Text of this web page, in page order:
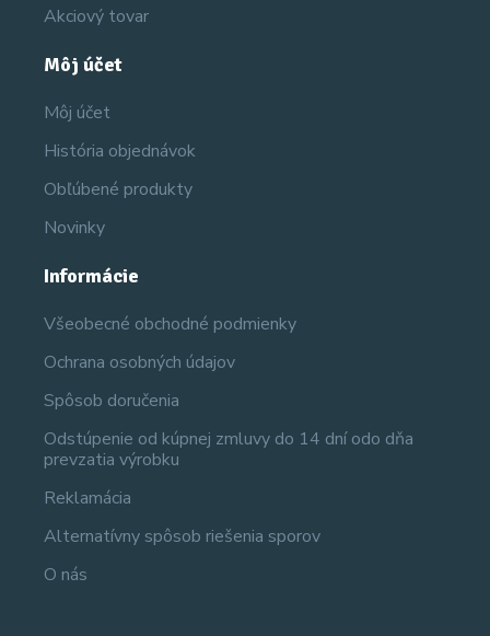
Akciový tovar
Môj účet
Môj účet
História objednávok
Obľúbené produkty
Novinky
Informácie
Všeobecné obchodné podmienky
Ochrana osobných údajov
Spôsob doručenia
Odstúpenie od kúpnej zmluvy do 14 dní odo dňa
prevzatia výrobku
Reklamácia
Alternatívny spôsob riešenia sporov
O nás